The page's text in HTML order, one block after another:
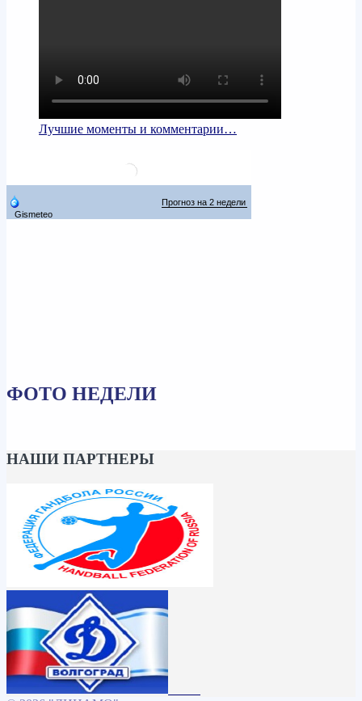
Лучшие моменты и комментарии…
ФОТО НЕДЕЛИ
НАШИ ПАРТНЕРЫ